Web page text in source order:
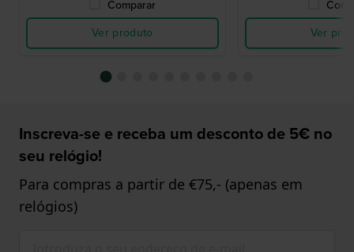
Comparar
Ver produto
Ver
Inscreva-se e receba um desconto de 5€ no
seu relógio!
Para compras a partir de €75,- (apenas em
relógios)